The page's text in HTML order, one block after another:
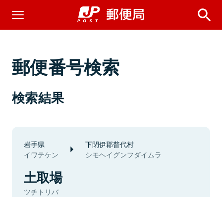
郵便番号検索
検索結果
岩手県
イワテケン
下閉伊郡普代村
シモヘイグンフダイムラ
土取場
ツチトリバ